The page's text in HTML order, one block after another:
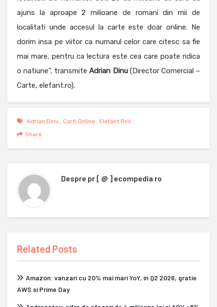
ajuns la aproape 2 milioane de romani din mii de
localitati unde accesul la carte este doar online. Ne
dorim insa pe viitor ca numarul celor care citesc sa fie
mai mare, pentru ca lectura este cea care poate ridica
o natiune”, transmiteAdrian Dinu(Director Comercial –
Carte, elefant.ro).
Adrian Dinu , Carti Online , Elefant.roc
Share
Despre pr [ @ ] ecompedia ro
Related Posts
Amazon: vanzari cu 20% mai mari YoY, in Q2 2026, gratie
AWS si Prime Day